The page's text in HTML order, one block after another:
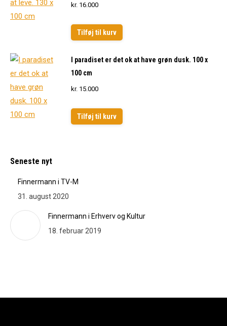
kr. 16.000
Tilføj til kurv
I paradiset er det ok at have grøn dusk. 100 x
100 cm
kr. 15.000
Tilføj til kurv
Seneste nyt
Finnermann i TV-M
31. august 2020
Finnermann i Erhverv og Kultur
18. februar 2019